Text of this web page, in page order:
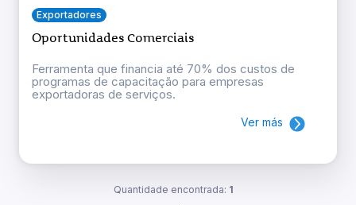
Exportadores
Oportunidades Comerciais
Ferramenta que financia até 70% dos custos de
programas de capacitação para empresas
exportadoras de serviços.
Ver más
Quantidade encontrada: 1